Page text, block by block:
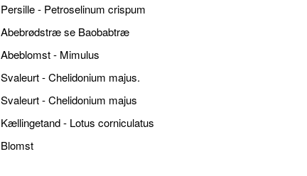
Persille - Petroselinum crispum
Abebrødstræ se Baobabtræ
Abeblomst - Mimulus
Svaleurt - Chelidonium majus.
Svaleurt - Chelidonium majus
Kællingetand - Lotus corniculatus
Blomst